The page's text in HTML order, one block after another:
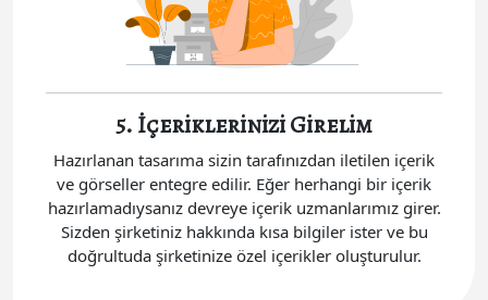
5. İçeriklerinizi Girelim
Hazırlanan tasarıma sizin tarafınızdan iletilen içerik
ve görseller entegre edilir. Eğer herhangi bir içerik
hazırlamadıysanız devreye içerik uzmanlarımız girer.
Sizden şirketiniz hakkında kısa bilgiler ister ve bu
doğrultuda şirketinize özel içerikler oluşturulur.